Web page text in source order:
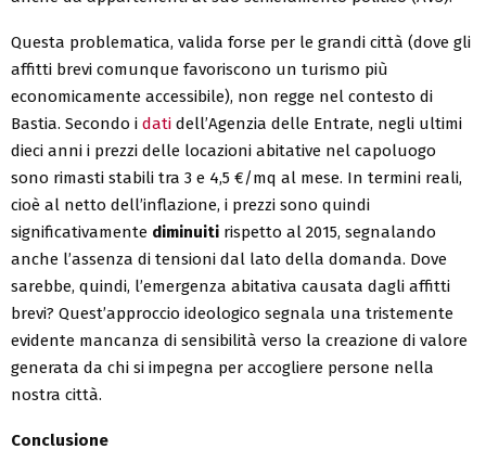
Questa problematica, valida forse per le grandi città (dove gli
affitti brevi comunque favoriscono un turismo più
economicamente accessibile), non regge nel contesto di
Bastia. Secondo i dati dell’Agenzia delle Entrate, negli ultimi
dieci anni i prezzi delle locazioni abitative nel capoluogo
sono rimasti stabili tra 3 e 4,5 €/mq al mese. In termini reali,
cioè al netto dell’inflazione, i prezzi sono quindi
significativamente diminuiti rispetto al 2015, segnalando
anche l’assenza di tensioni dal lato della domanda. Dove
sarebbe, quindi, l’emergenza abitativa causata dagli affitti
brevi? Quest’approccio ideologico segnala una tristemente
evidente mancanza di sensibilità verso la creazione di valore
generata da chi si impegna per accogliere persone nella
nostra città.
Conclusione